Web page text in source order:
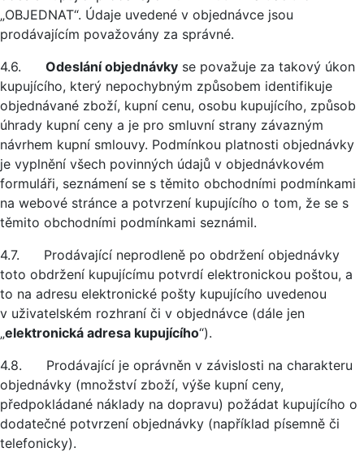
„OBJEDNAT“. Údaje uvedené v objednávce jsou
prodávajícím považovány za správné.
4.6. Odeslání objednávky se považuje za takový úkon
kupujícího, který nepochybným způsobem identifikuje
objednávané zboží, kupní cenu, osobu kupujícího, způsob
úhrady kupní ceny a je pro smluvní strany závazným
návrhem kupní smlouvy. Podmínkou platnosti objednávky
je vyplnění všech povinných údajů v objednávkovém
formuláři, seznámení se s těmito obchodními podmínkami
na webové stránce a potvrzení kupujícího o tom, že se s
těmito obchodními podmínkami seznámil.
4.7. Prodávající neprodleně po obdržení objednávky
toto obdržení kupujícímu potvrdí elektronickou poštou, a
to na adresu elektronické pošty kupujícího uvedenou
v uživatelském rozhraní či v objednávce (dále jen
„elektronická adresa kupujícího“).
4.8. Prodávající je oprávněn v závislosti na charakteru
objednávky (množství zboží, výše kupní ceny,
předpokládané náklady na dopravu) požádat kupujícího o
dodatečné potvrzení objednávky (například písemně či
telefonicky).